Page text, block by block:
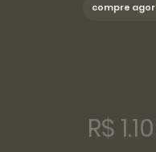
compre
R$